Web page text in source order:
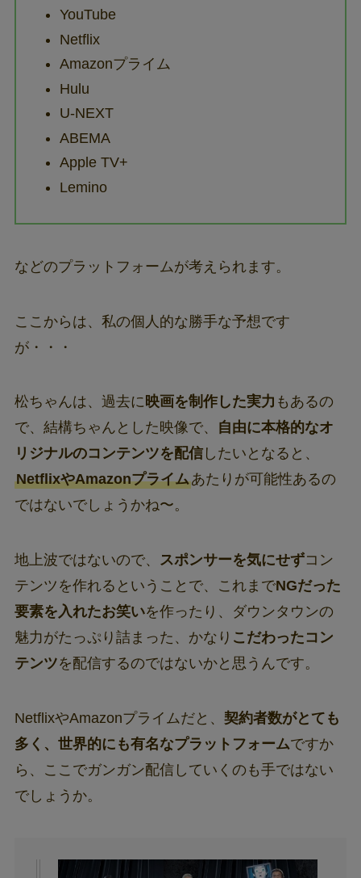
YouTube
Netflix
Amazonプライム
Hulu
U-NEXT
ABEMA
Apple TV+
Lemino
などのプラットフォームが考えられます。
ここからは、私の個人的な勝手な予想です
が・・・
松ちゃんは、過去に映画を制作した実力 もあるの
で、結構ちゃんとした映像で、
自由に本格的なオ
リジナルのコンテンツを配信したいとなると、
NetflixやAmazonプライムあたりが可能性あるの
ではないでしょうかね〜。
地上波ではないので、 スポンサーを気にせずコン
テンツを作れるということで、これまでNGだった
要素を入れたお笑いを作ったり、ダウンタウンの
魅力がたっぷり詰まった、かなり こだわったコン
テンツを配信するのではないかと思うんです。
NetflixやAmazonプライムだと、 契約者数がとても
多く、世界的にも有名なプラットフォームですか
ら、ここでガンガン配信していくのも手ではない
でしょうか。